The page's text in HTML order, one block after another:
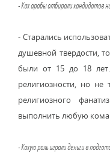
- Как арабы отбирали кандидатов
- Старались
душевной твердости,
были от 15 до 18
религиозности, но
религиозного
выполнить любую
- Какую роль играли деньги в